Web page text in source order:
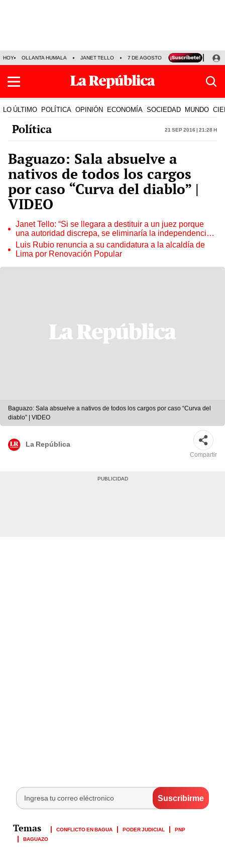
HOY OLLANTA HUMALA JANET TELLO 7 DE AGOSTO TINKA RESULTADOS
LO ÚLTIMO POLÍTICA OPINIÓN ECONOMÍA SOCIEDAD MUNDO
Política 21 Sep 2016 | 21:28 h
Baguazo: Sala absuelve a
nativos de todos los cargos
por caso “Curva del diablo” |
VIDEO
Janet Tello: “Si se llegara a destituir a un juez porque
una autoridad discrepa, se eliminaría la independencia
judicial”
Luis Rubio renuncia a su candidatura a la alcaldía de
Lima por Renovación Popular
Baguazo: Sala absuelve a nativos de todos los cargos por caso “Curva del
diablo” | VIDEO
La República
Compartir
CONFLICTO EN BAGUA PODER JUDICIAL
PNP
BAGUAZO